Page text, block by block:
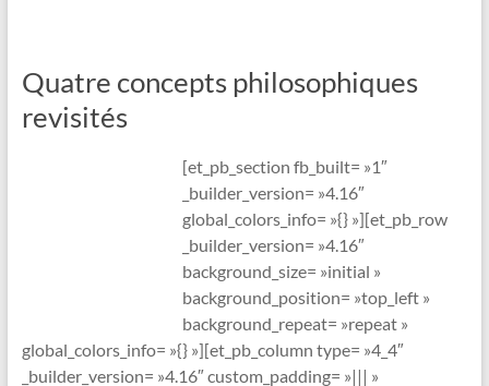
Quatre concepts philosophiques
revisités
[et_pb_section fb_built= »1″
_builder_version= »4.16″
global_colors_info= »{} »][et_pb_row
_builder_version= »4.16″
background_size= »initial »
background_position= »top_left »
background_repeat= »repeat »
global_colors_info= »{} »][et_pb_column type= »4_4″
_builder_version= »4.16″ custom_padding= »||| »